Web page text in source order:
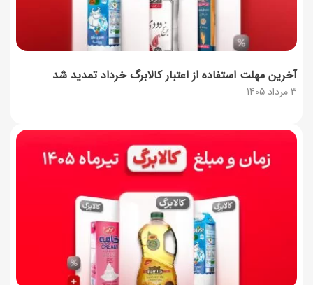
3 مرداد 1405
آخرین مهلت استفاده از اعتبار کالابرگ خرداد تمدید شد